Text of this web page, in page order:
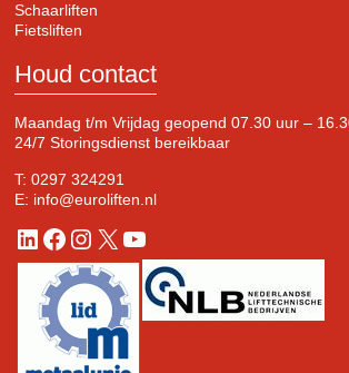
Schaarliften
Fietsliften
Houd contact
Maandag t/m Vrijdag geopend 07.30 uur –
24/7 Storingsdienst bereikbaar
T:0297 324291
E: info@euroliften.nl